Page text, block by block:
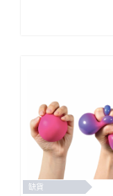
缺貨